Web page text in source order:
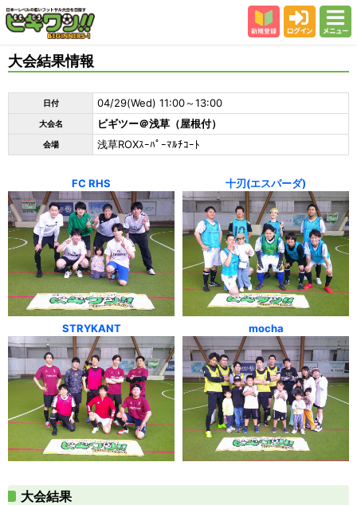
会場
大会結果
よくある質問
参加者の声
大会結果情報
日付 04/29(Wed) 11:00～13:00
大会名 ビギツー＠浅草（屋根付）
会場 浅草ROXｽｰﾊﾟｰﾏﾙﾁｺｰﾄ
FC RHS 十刃(エスパーダ)
STRYKANT mocha
大会結果